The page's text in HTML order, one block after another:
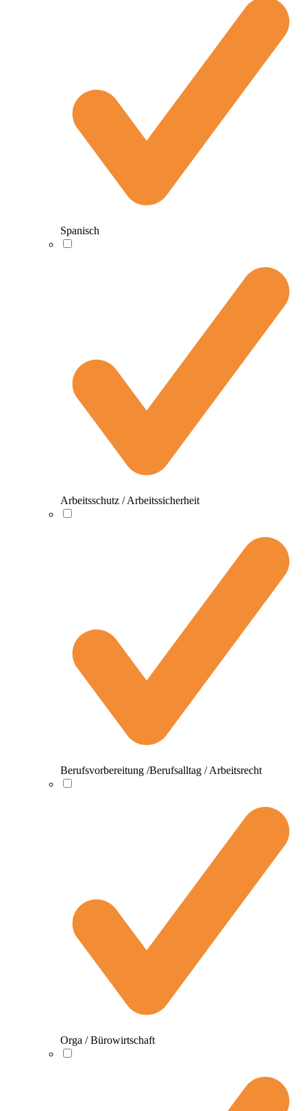
Spanisch
Arbeitsschutz / Arbeitssicherheit
Berufsvorbereitung /Berufsalltag / Arbeitsrecht
Orga / Bürowirtschaft